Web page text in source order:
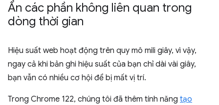
Ẩn các phần không liên quan trong
dòng thời gian
Hiệu suất web hoạt động trên quy mô mili giây, vì vậy,
ngay cả khi bản ghi hiệu suất của bạn chỉ dài vài giây,
bạn vẫn có nhiều cơ hội để bị mất vị trí.
Trong Chrome 122, chúng tôi đã thêm tính năng tạo